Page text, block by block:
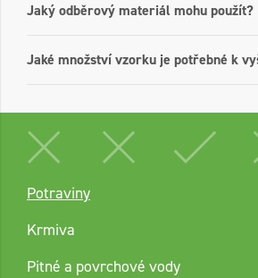
Jaký odběrový materiál mohu použít?
Jaké množství vzorku je potřebné k
Potraviny
Krmiva
Pitné a povrchové vody